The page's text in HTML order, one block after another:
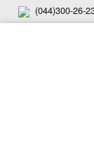
(044)300-26-
Viber: